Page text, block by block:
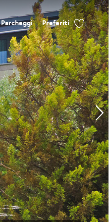
Parcheggi Preferiti